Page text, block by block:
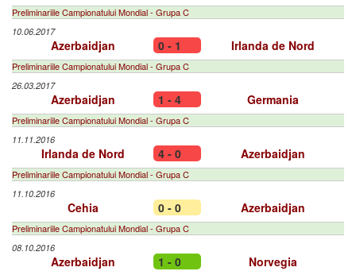
Preliminariile Campionatului Mondial - Grupa C
10.06.2017
Azerbaidjan 0 - 1 Irlanda de Nord
Preliminariile Campionatului Mondial - Grupa C
26.03.2017
Azerbaidjan 1 - 4 Germania
Preliminariile Campionatului Mondial - Grupa C
11.11.2016
Irlanda de Nord 4 - 0 Azerbaidjan
Preliminariile Campionatului Mondial - Grupa C
11.10.2016
Cehia 0 - 0 Azerbaidjan
Preliminariile Campionatului Mondial - Grupa C
08.10.2016
Azerbaidjan 1 - 0 Norvegia